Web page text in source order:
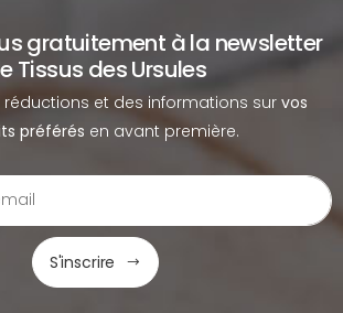
gratuitement à la newsletter
Tissus des Ursules
réductions et des informations sur vos
préférés en avant première.
S'inscrire